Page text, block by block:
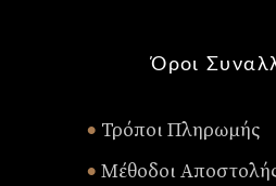
Όροι
• Τρόποι Πληρωμής
• Μέθοδοι